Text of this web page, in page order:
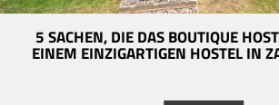
5 SACHEN, DIE DAS BOUTIQUE
EINEM EINZIGARTIGEN HOSTEL IN